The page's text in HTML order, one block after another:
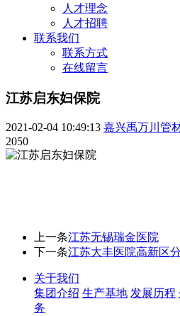
人才理念
人才招聘
联系我们
联系方式
在线留言
江苏启东妇保院
2021-02-04 10:49:13 嘉兴禹万川管
2050
上一条江苏无锡瑞金医院
下一条江苏大丰医院高新区
关于我们
集团介绍 生产基地 发展历程
务